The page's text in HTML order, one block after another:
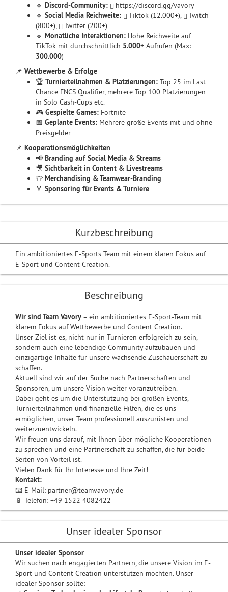
Kurzbeschreibung
Ein ambitioniertes E-Sports Team mit einem klaren Fokus auf
E-Sport und Content Creation.
Beschreibung
Wir sind Team Vavory – ein ambitioniertes E-Sport-Team mit
klarem Fokus auf Wettbewerbe und Content Creation.
Unser Ziel ist es, nicht nur in Turnieren erfolgreich zu sein,
sondern auch eine lebendige Community aufzubauen und
einzigartige Inhalte für unsere wachsende Zuschauerschaft zu
schaffen.
Aktuell sind wir auf der Suche nach Partnerschaften und
Sponsoren, um unsere Vision weiter voranzutreiben.
Dabei geht es um die Unterstützung bei großen Events,
Turnierteilnahmen und finanzielle Hilfen, die es uns
ermöglichen, unser Team professionell auszurüsten und
weiterzuentwickeln.
Wir freuen uns darauf, mit Ihnen über mögliche Kooperationen
zu sprechen und eine Partnerschaft zu schaffen, die für beide
Seiten von Vorteil ist.
Vielen Dank für Ihr Interesse und Ihre Zeit!
Kontakt:
📧 E-Mail: partner@teamvavory.de
📱 Telefon: +49 1522 4082422
Unser idealer Sponsor
Unser idealer Sponsor
Wir suchen nach engagierten Partnern, die unsere Vision im E-
Sport und Content Creation unterstützen möchten. Unser
idealer Sponsor sollte:
🔹 Discord-Community:
https://discord.gg/vavory
🔹 Social Media Reichweite: Tiktok (12.000+),
Twitch
(800+),
Twitter (200+)
🔹 Monatliche Interaktionen: Hohe Reichweite auf
TikTok mit durchschnittlich 5.000+ Aufrufen (Max:
300.000)
📌 Wettbewerbe & Erfolge
🏆 Turnierteilnahmen & Platzierungen: Top 25 im Last
Chance FNCS Qualifier, mehrere Top 100 Platzierungen
in Solo Cash-Cups etc.
🎮 Gespielte Games: Fortnite
📅 Geplante Events: Mehrere große Events mit und ohne
Preisgelder
📌 Kooperationsmöglichkeiten
📢 Branding auf Social Media & Streams
🎥 Sichtbarkeit in Content & Livestreams
👕 Merchandising & Teamwear-Branding
🏅 Sponsoring für Events & Turniere